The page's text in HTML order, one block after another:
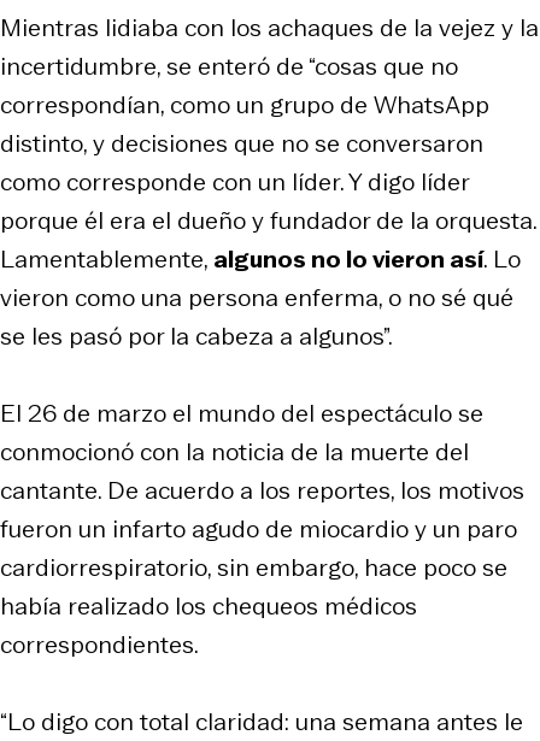
Mientras lidiaba con los achaques de la vejez y la
incertidumbre, se enteró de “cosas que no
correspondían, como un grupo de WhatsApp
distinto, y decisiones que no se conversaron
como corresponde con un líder. Y digo líder
porque él era el dueño y fundador de la orquesta.
Lamentablemente, algunos no lo vieron así. Lo
vieron como una persona enferma, o no sé qué
se les pasó por la cabeza a algunos”.
El 26 de marzo el mundo del espectáculo se
conmocionó con la noticia de la muerte del
cantante. De acuerdo a los reportes, los motivos
fueron un infarto agudo de miocardio y un paro
cardiorrespiratorio, sin embargo, hace poco se
había realizado los chequeos médicos
correspondientes.
“Lo digo con total claridad: una semana antes le